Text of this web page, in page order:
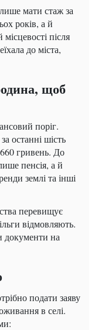
мати стаж за
років, а й
після
до міста,
щоб
поріг.
останні шість
гривень. До
пенсія, а й
землі та інші
перевищує
відмовляють.
документи на
подати заяву
в селі.